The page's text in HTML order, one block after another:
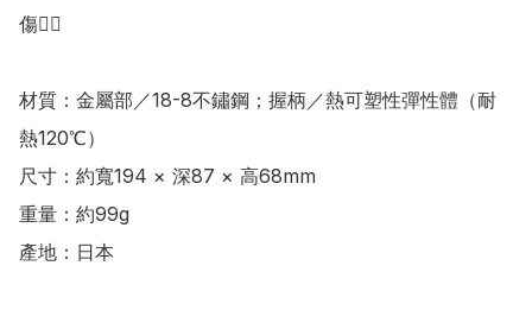
傷👍🏻
材質：金屬部／18-8不鏽鋼；握柄／熱可塑性彈性體（耐
熱120℃）
尺寸：約寬194 × 深87 × 高68mm
重量：約99g
產地：日本